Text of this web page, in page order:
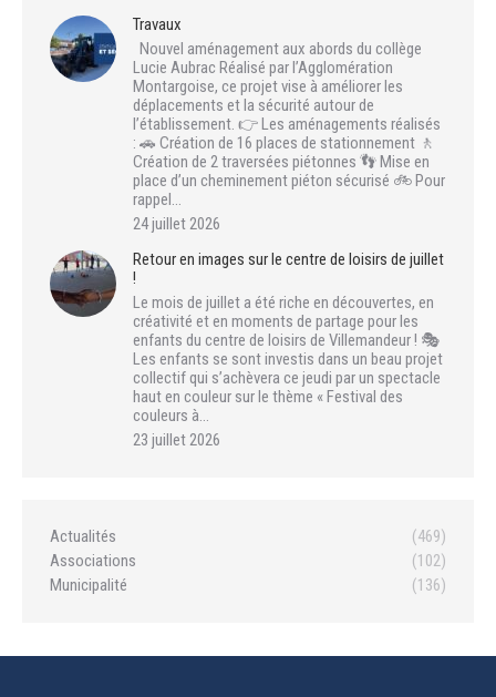
Travaux
Nouvel aménagement aux abords du collège
Lucie Aubrac Réalisé par l’Agglomération
Montargoise, ce projet vise à améliorer les
déplacements et la sécurité autour de
l’établissement. 👉 Les aménagements réalisés
: 🚗 Création de 16 places de stationnement 🚶
Création de 2 traversées piétonnes 👣 Mise en
place d’un cheminement piéton sécurisé 🚲 Pour
rappel…
24 juillet 2026
Retour en images sur le centre de loisirs de juillet
!
Le mois de juillet a été riche en découvertes, en
créativité et en moments de partage pour les
enfants du centre de loisirs de Villemandeur ! 🎭
Les enfants se sont investis dans un beau projet
collectif qui s’achèvera ce jeudi par un spectacle
haut en couleur sur le thème « Festival des
couleurs à…
23 juillet 2026
Actualités
(469)
Associations
(102)
Municipalité
(136)